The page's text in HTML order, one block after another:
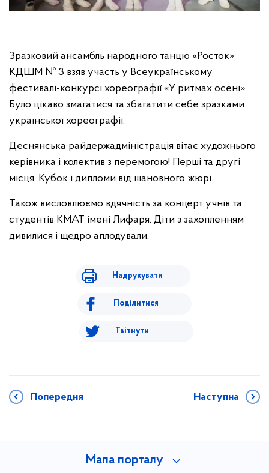
Зразковий ансамбль народного танцю «Росток»
КДШМ № 3 взяв участь у Всеукраїнському
фестивалі-конкурсі хореографії «У ритмах осені».
Було цікаво змагатися та збагатити себе зразками
української хореографії.
Деснянська райдержадміністрація вітає художнього
керівника і колектив з перемогою! Перші та другі
місця. Кубок і дипломи від шановного жюрі.
Також висловлюємо вдячність за концерт учнів та
студентів КМАТ імені Лифаря. Діти з захопленням
дивилися і щедро аплодували.
Надрукувати
Поділитися
Твітнути
Попередня Наступна
Мапа порталу